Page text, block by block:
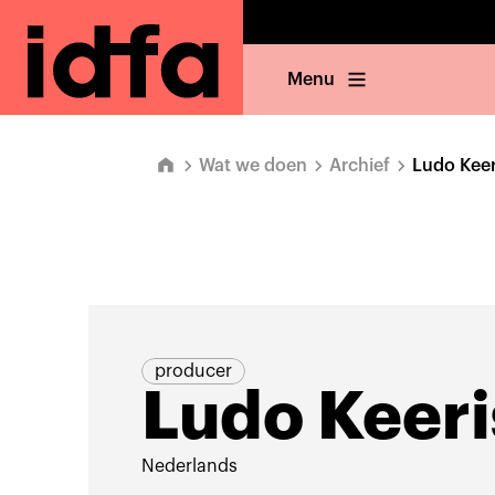
Menu
Wat we doen Archief Ludo
producer
Ludo
Nederlands